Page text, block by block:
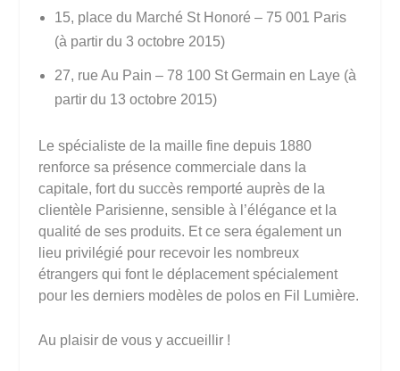
15, place du Marché St Honoré – 75 001 Paris
(à partir du 3 octobre 2015)
27, rue Au Pain – 78 100 St Germain en Laye (à
partir du 13 octobre 2015)
Le spécialiste de la maille fine depuis 1880
renforce sa présence commerciale dans la
capitale, fort du succès remporté auprès de la
clientèle Parisienne, sensible à l’élégance et la
qualité de ses produits. Et ce sera également un
lieu privilégié pour recevoir les nombreux
étrangers qui font le déplacement spécialement
pour les derniers modèles de polos en Fil Lumière.
Au plaisir de vous y accueillir !